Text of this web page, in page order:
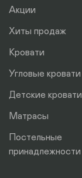
Акции
Хиты продаж
Кровати
Угловые кровати
Детские кровати
Матрасы
Постельные
принадлежности